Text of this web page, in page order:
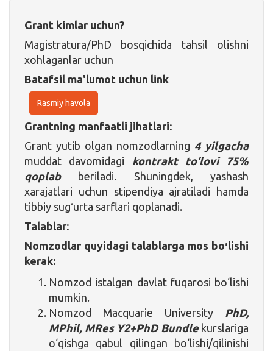
Grant kimlar uchun?
Magistratura/PhD bosqichida tahsil olishni
xohlaganlar uchun
Batafsil ma'lumot uchun link
Rasmiy havola
Grantning manfaatli jihatlari:
Grant yutib olgan nomzodlarning 4 yilgacha
muddat davomidagi
kontrakt to‘lovi
75%
qoplabberiladi. Shuningdek, yashash
xarajatlari uchun stipendiya ajratiladi hamda
tibbiy sugʻurta sarflari qoplanadi.
Talablar:
Nomzodlar quyidagi talablarga mos boʻlishi
kerak:
Nomzod istalgan davlat fuqarosi bo‘lishi
mumkin.
Nomzod Macquarie University PhD,
MPhil, MRes Y2+PhD Bundlekurslariga
o‘qishga qabul qilingan bo‘lishi/qilinishi